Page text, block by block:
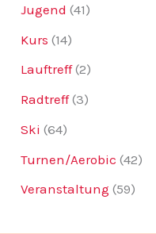
Jugend (41)
Kurs (14)
Lauftreff(2)
Radtreff(3)
Ski (64)
Turnen/Aerobic (42)
Veranstaltung (59)